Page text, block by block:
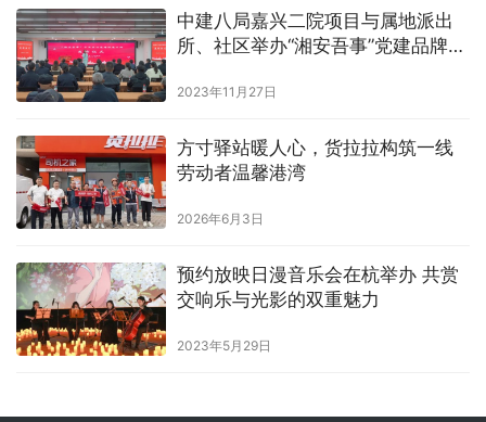
的特写来揭示一名解放军战士所经历的跌宕人生。用艺术家杨烨炘
的…
中建八局嘉兴二院项目与属地派出
所、社区举办“湘安吾事”党建品牌发
2023年11月27日
方寸驿站暖人心，货拉拉构筑一线
劳动者温馨港湾
2026年6月3日
预约放映日漫音乐会在杭举办 共赏
交响乐与光影的双重魅力
2023年5月29日